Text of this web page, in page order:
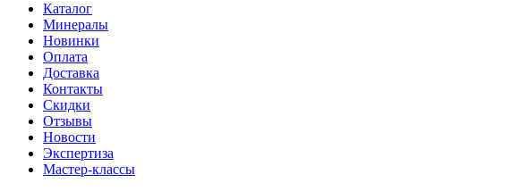
Каталог
Минералы
Новинки
Оплата
Доставка
Контакты
Скидки
Отзывы
Новости
Экспертиза
Мастер-классы